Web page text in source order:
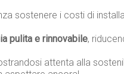
sostenere i costi di
pulita e rinnovabile,
attenta alla